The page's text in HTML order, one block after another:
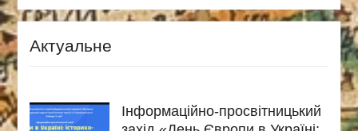
Актуальне
Інформаційно-просвітницький